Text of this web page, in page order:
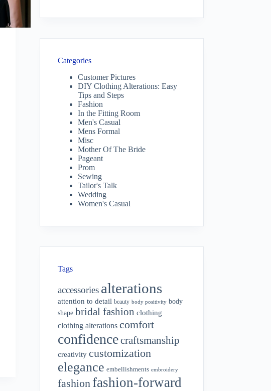
Categories
Customer Pictures
DIY Clothing Alterations: Easy
Tips and Steps
Fashion
In the Fitting Room
Men's Casual
Mens Formal
Misc
Mother Of The Bride
Pageant
Prom
Sewing
Tailor's Talk
Wedding
Women's Casual
Tags
accessories alterations
attention to detail beauty body positivity body
shape bridal fashion clothing
clothing alterations comfort
confidencecraftsmanship
creativity customization
elegance embellishments embroidery
fashion fashion-forward